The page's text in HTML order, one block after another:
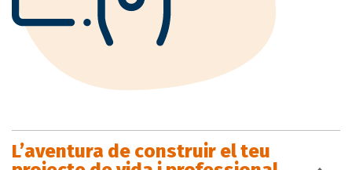
L’aventura de construir el teu